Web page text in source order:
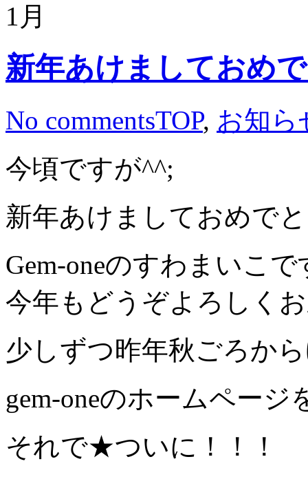
1月
新年あけましておめ
No commentsTOP, お知ら
今頃ですが^^;
新年あけましておめで
Gem-oneのすわまいこで
今年もどうぞよろしく
少しずつ昨年秋ごろか
gem-oneのホームペー
それで★ついに！！！